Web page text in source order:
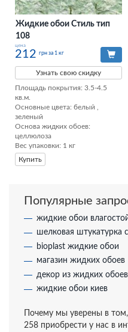
Жидкие обои Стиль тип
108
цена
212 грн за 1 кг
Узнать свою скидку
Площадь покрытия: 3.5-4.5
кв.м.
Основные цвета: белый ,
зеленый
Основа жидких обоев:
целлюлоза
Вес упаковки: 1 кг
Купить
Популярные
жидкие обои
шелковая штукатурка
bioplast жидкие обои
магазин жидких обоев
декор из жидких обоев
жидкие обои киев
Почему мы уверены в
258 приобрести у нас в